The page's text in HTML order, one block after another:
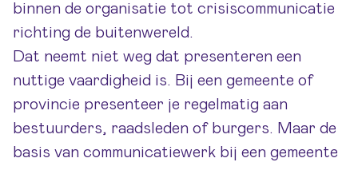
binnen de organisatie tot crisiscommunicatie
richting de buitenwereld.
Dat neemt niet weg dat presenteren een
nuttige vaardigheid is. Bij een gemeente of
provincie presenteer je regelmatig aan
bestuurders, raadsleden of burgers. Maar de
basis van communicatiewerk bij een gemeente